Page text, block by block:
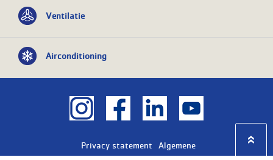
Ventilatie
Airconditioning
Privacy statement
Algemene